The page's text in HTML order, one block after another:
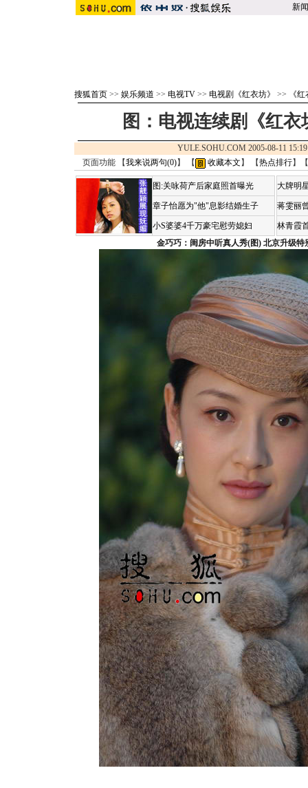
新闻
搜狐首页 >> 娱乐频道 >> 电视TV >> 电视剧《红衣坊》 >> 《
图：电视连续剧《红衣
YULE.SOHU.COM 2005-08-11
页面功能 【我来说两句(0)】 【 收藏本文 】 【热点排行】【
图:关咏荷产后家庭照首曝光
章子怡愿为"他"息影结婚生子
小S婆婆4千万豪宅慰劳媳妇
大牌明
蒋雯丽
林青霞
金巧巧：闺房中听真人秀(图) 北京升级特